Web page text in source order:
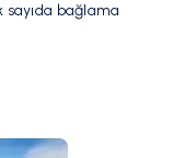
bağlama
bertaraf hizmetleri.
alanları.